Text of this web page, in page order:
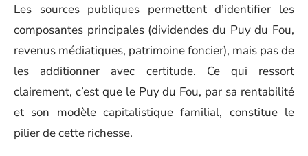
Les sources publiques permettent d’identifier les
composantes principales (dividendes du Puy du Fou,
revenus médiatiques, patrimoine foncier), mais pas de
les additionner avec certitude. Ce qui ressort
clairement, c’est que le Puy du Fou, par sa rentabilité
et son modèle capitalistique familial, constitue le
pilier de cette richesse.